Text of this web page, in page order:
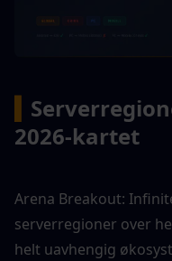
2026-kartet
Arena Breakout:
serverregioner over
helt uavhengig